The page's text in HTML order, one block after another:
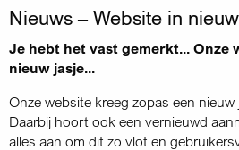
Nieuws – Website in
Je hebt het vast gemerkt... Onze
nieuw jasje...
Onze website kreeg zopas een nieuw
Daarbij hoort ook een vernieuwd
alles aan om dit zo vlot en